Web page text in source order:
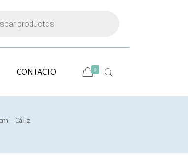
CONTACTO 0
– Cáliz